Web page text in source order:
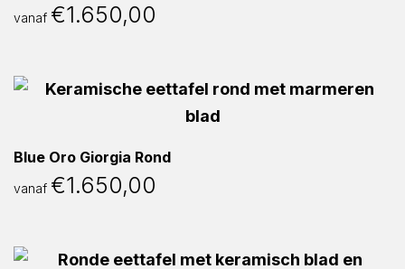
vanaf €1.650,00
Blue Oro Giorgia Rond
vanaf €1.650,00